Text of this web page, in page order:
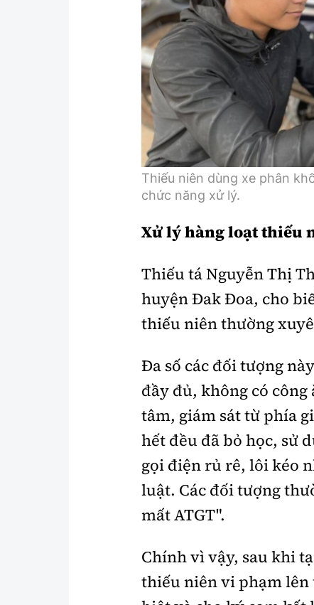
Thiếu niên dùng xe phân
chức năng xử lý.
Xử lý hàng loạt thiếu
Thiếu tá Nguyễn Thị
huyện Đak Đoa, cho
thiếu niên thường
Đa số các đối tượng
đầy đủ, không có
tâm, giám sát từ phía
hết đều đã bỏ học, sử
gọi điện rủ rê, lôi kéo
luật. Các đối tượng
mất ATGT".
Chính vì vậy, sau khi
thiếu niên vi phạm lên